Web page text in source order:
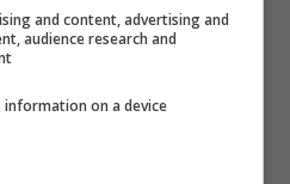
alto
le sue richieste
and content, advertising and
audience research and
information on a device